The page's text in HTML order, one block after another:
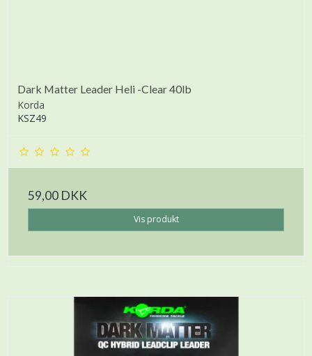
Dark Matter Leader Heli -Clear 40lb
Korda
KSZ49
59,00 DKK
Vis produkt